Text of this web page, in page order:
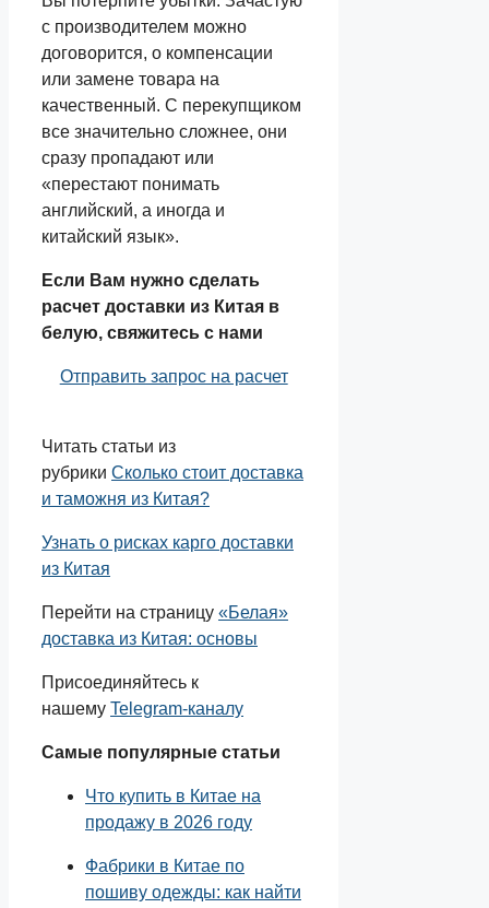
с производителем можно
договорится, о компенсации
или замене товара на
качественный. С перекупщиком
все значительно сложнее, они
сразу пропадают или
«перестают понимать
английский, а иногда и
китайский язык».
Если Вам нужно сделать
расчет доставки из Китая в
белую, свяжитесь с нами
Отправить запрос на расчет
Читать статьи из
рубрики Сколько стоит доставка
и таможня из Китая?
Узнать о рисках карго доставки
из Китая
Перейти на страницу «Белая»
доставка из Китая: основы
Присоединяйтесь к
нашему Telegram-каналу
Самые популярные статьи
Что купить в Китае на
продажу в 2026 году
Фабрики в Китае по
пошиву одежды: как найти